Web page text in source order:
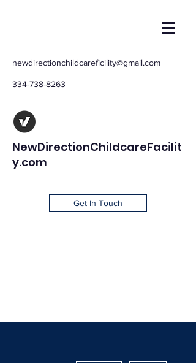
newdirectionchildcareficility@gmail.com
334-738-8263
NewDirectionChildcareFacilit
y.com
Get In Touch